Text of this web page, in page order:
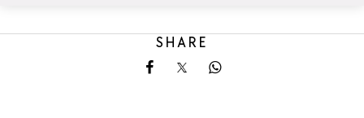
SHARE
Share on Facebook
Share on XShare on Whatsapp